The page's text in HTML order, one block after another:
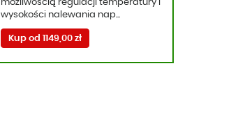
możliwością regulacji temperatury i
wysokości nalewania nap...
Kup od 1149,00 zł